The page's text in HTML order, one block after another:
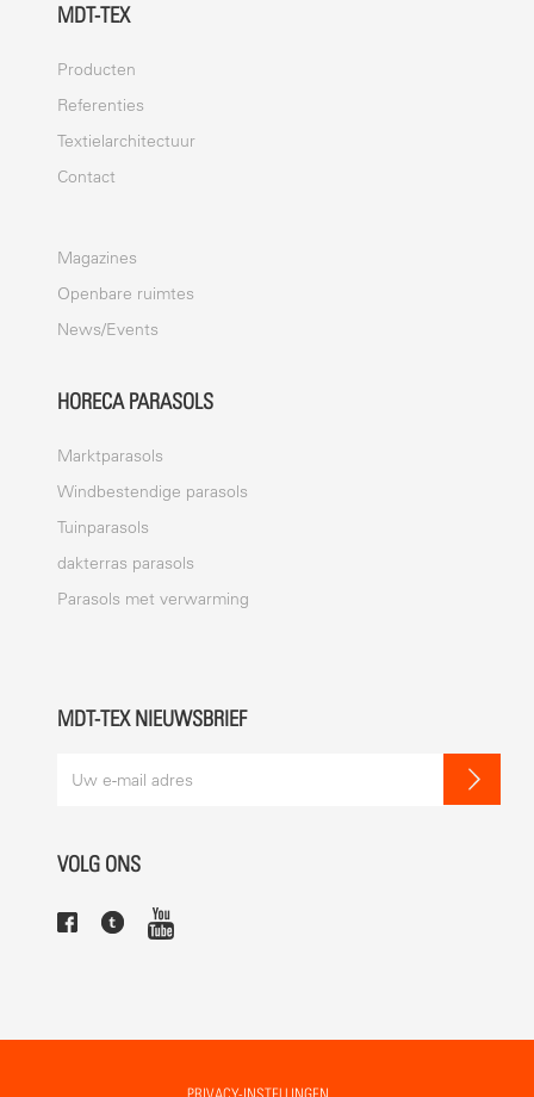
MDT-TEX
Producten
Referenties
Textielarchitectuur
Contact
Magazines
Openbare ruimtes
News/Events
HORECA PARASOLS
Marktparasols
Windbestendige parasols
Tuinparasols
dakterras parasols
Parasols met verwarming
MDT-TEX NIEUWSBRIEF
VOLG ONS
PRIVACY-INSTELLINGEN